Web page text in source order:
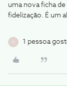
uma nova ficha
fidelização. É um
A 1 pessoa